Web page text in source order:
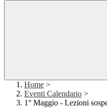
Home >
Eventi Calendario >
1° Maggio - Lezioni